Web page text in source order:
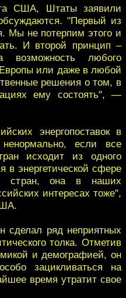
США, Штаты заявили
"Первый из
Мы не потерпим этого и
И второй принцип –
возможность любого
или даже в любой
решения о том, в
ему состоять", —
энергопоставок в
если все
исходит из одного
в энергетической сфере
стран, она в наших
интересах тоже",
сделал ряд неприятных
толка. Отметив
и демографией, он
зацикливаться на
время утратит свое